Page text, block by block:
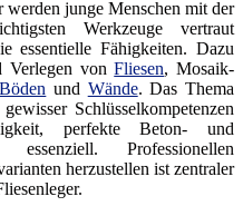
junge Menschen mit der
Werkzeuge vertraut
essentielle Fähigkeiten. Dazu
Verlegen vonFliesen, Mosaik-
Böden und Wände. Das Thema
Schlüsselkompetenzen
perfekte Beton- und
essenziell. Professionellen
herzustellen ist zentraler